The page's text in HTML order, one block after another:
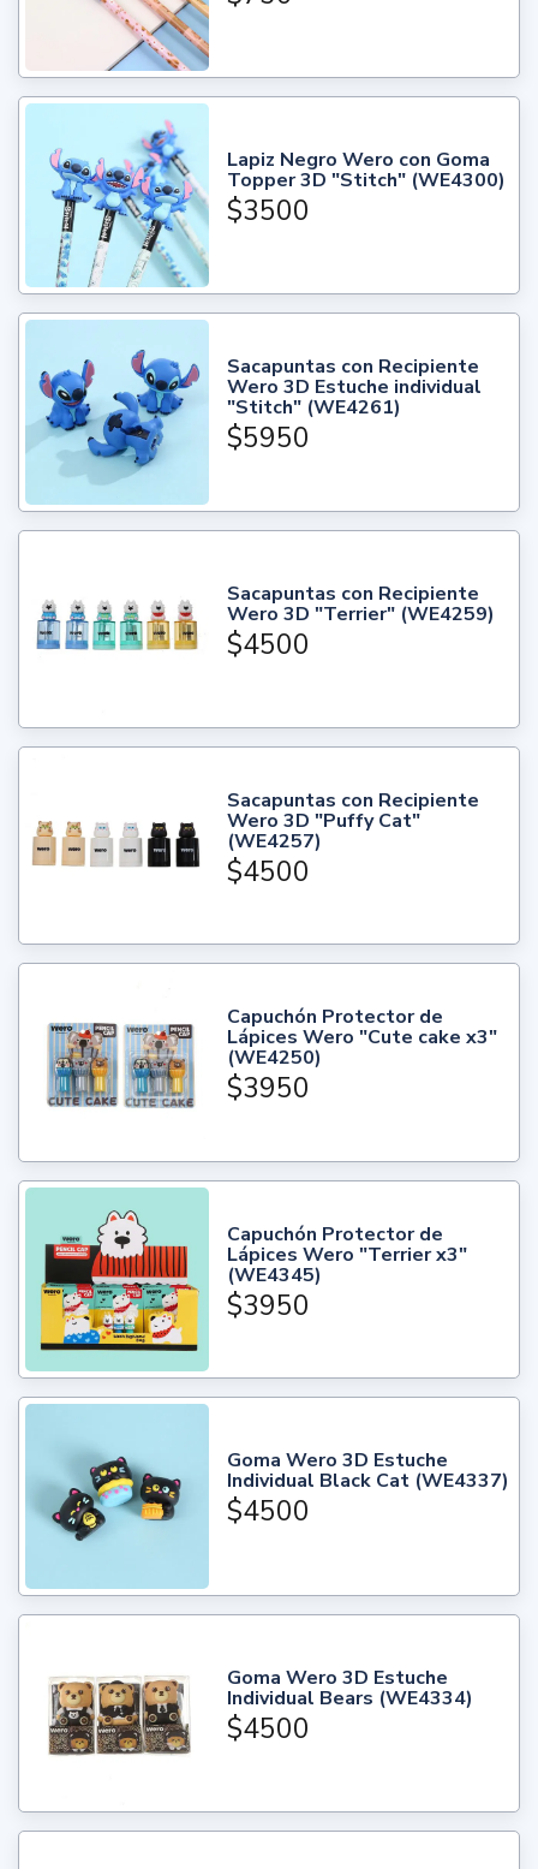
Lapiz Negro Wero con Goma
Topper 3D "Stitch" (WE4300)
$3500
Sacapuntas con Recipiente
Wero 3D Estuche individual
"Stitch" (WE4261)
$5950
Sacapuntas con Recipiente
Wero 3D "Terrier" (WE4259)
$4500
Sacapuntas con Recipiente
Wero 3D "Puffy Cat"
(WE4257)
$4500
Capuchón Protector de
Lápices Wero "Cute cake x3"
(WE4250)
$3950
Capuchón Protector de
Lápices Wero "Terrier x3"
(WE4345)
$3950
Goma Wero 3D Estuche
Individual Black Cat (WE4337)
$4500
Goma Wero 3D Estuche
Individual Bears (WE4334)
$4500